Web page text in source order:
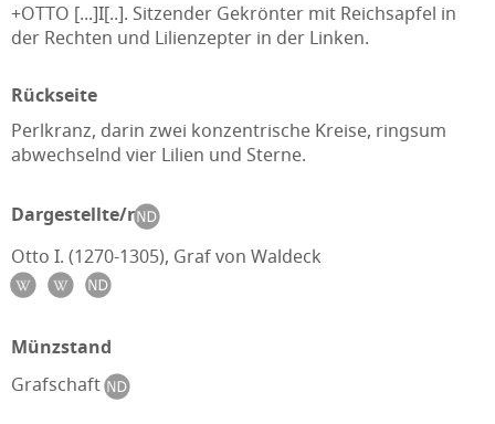
+OTTO [...]I[..]. Sitzender Gekrönter mit Reichsapfel in
der Rechten und Lilienzepter in der Linken.
Rückseite
Perlkranz, darin zwei konzentrische Kreise, ringsum
abwechselnd vier Lilien und Sterne.
Dargestellte/r
Otto I. (1270-1305), Graf von Waldeck
Münzstand
Grafschaft